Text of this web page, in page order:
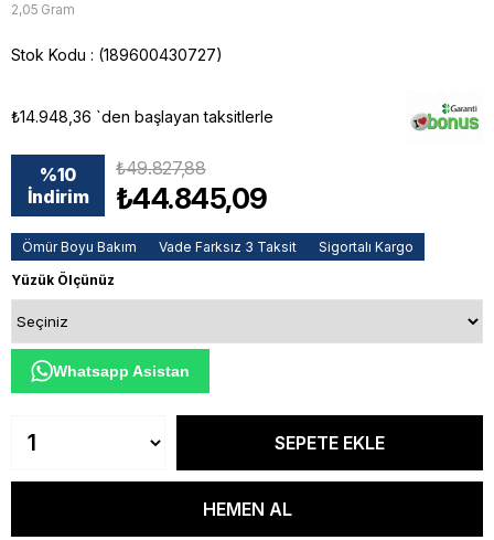
2,05 Gram
Stok Kodu (189600430727)
₺14.948,36 `den başlayan taksitlerle
%10
İndirim
₺49.827,88
₺44.845,09
Ömür Boyu Bakım Vade Farksız 3 Taksit
Sigortalı Kargo
Yüzük Ölçünüz
Whatsapp Asistan